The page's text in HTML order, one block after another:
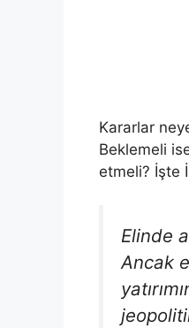
Kararlar
Beklemeli
etmeli? İşte
Elinde
Ancak